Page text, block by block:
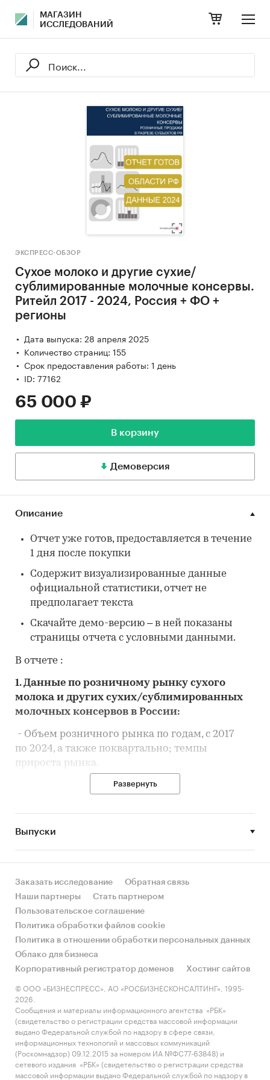
МАГАЗИН
ИССЛЕДОВАНИЙ
ЭКСПРЕСС-ОБЗОР
Сухое молоко и другие сухие/
сублимированные молочные консервы.
Ритейл 2017 - 2024, Россия + ФО +
регионы
Дата выпуска: 28 апреля 2025
Количество страниц: 155
Срок предоставления работы: 1 день
ID: 77162
65 000 ₽
В корзину
Демоверсия
Описание
Отчет уже готов, предоставляется в течение
1 дня после покупки
Содержит визуализированные данные
официальной статистики, отчет не
предполагает текста
Скачайте демо-версию – в ней показаны
страницы отчета с условными данными.
В отчете :
1. Данные по розничному рынку сухого
молока и других сухих/сублимированных
молочных консервов в России:
- Объем розничного рынка по годам, с 2017
по 2024, а также поквартально; темпы
прироста рынка.
- Среднедушевые расходы по годам, с 2017
расходов
- Структура розничного рынка по ФО в 2024
году и по кварталам с 2017 года
(среднедушевые расходы) по федеральным
округам в 2024 году и поквартально с 2017 года
- Рейтинги Топ-20 регионов по объему
розничных продаж в 2024 году
- Рейтинги Топ-20 регионов по объему
среднедушевых расходов в 2024 году
2. По каждому федеральному округу
(приведены данные по тем субъектам РФ, по
которым в ФСГС опубликованы данные по
розничным продажам как минимум за 2022 и
2023 гг.):
Развернуть
Выпуски
Заказать исследование
Обратная связь
Наши партнеры
Стать партнером
Пользовательское соглашение
Политика обработки файлов cookie
Политика в отношении обработки персональных данных
Облако для бизнеса
Корпоративный регистратор доменов
Хостинг сайтов
© ООО «БИЗНЕСПРЕСС», АО «РОСБИЗНЕСКОНСАЛТИНГ», 1995-
2026.
Сообщения и материалы информационного агентства «РБК»
(свидетельство о регистрации средства массовой информации
выдано Федеральной службой по надзору в сфере связи,
информационных технологий и массовых коммуникаций
(Роскомнадзор) 09.12.2015 за номером ИА №ФС77-63848) и
сетевого издания «РБК» (свидетельство о регистрации средства
массовой информации выдано Федеральной службой по надзору в